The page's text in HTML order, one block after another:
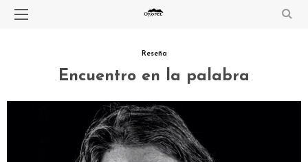
Reseña
Encuentro en la palabra